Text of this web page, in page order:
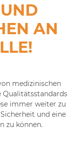
AN
medizinischen
Qualitätsstandards
immer weiter zu
und eine
zu können.